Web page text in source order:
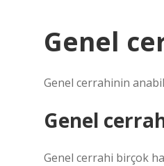
Genel
Genel cerrahinin
Genel
Genel cerrahi birçok